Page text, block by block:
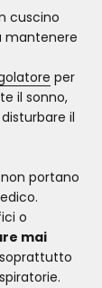
cuscino
mantenere
per
il sonno,
il
portano
o
mai